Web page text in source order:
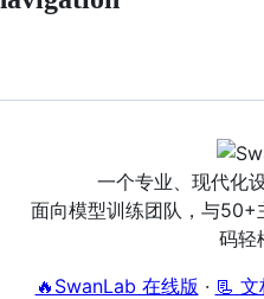
一个专业、现代化
面向模型训练团队，与50+
码轻
🔥SwanLab 在线版 · 📃 文